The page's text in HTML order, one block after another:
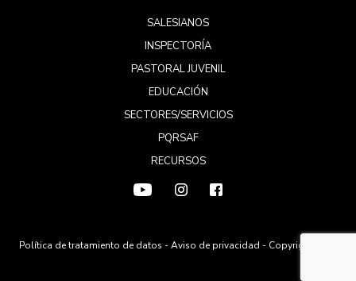
SALESIANOS
INSPECTORÍA
PASTORAL JUVENIL
EDUCACIÓN
SECTORES/SERVICIOS
PQRSAF
RECURSOS
Política de tratamiento de datos -Aviso de privacidad - Copyright 2026